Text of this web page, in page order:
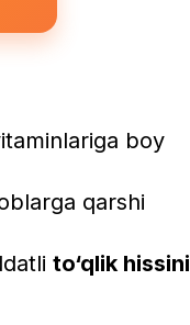
boy
qarshi
to‘qlik hissini